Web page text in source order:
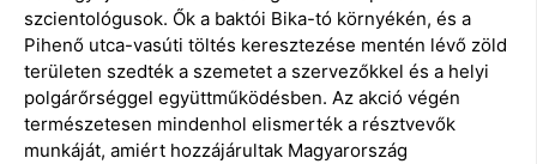
szcientológusok. Ők a baktói Bika-tó környékén, és a
Pihenő utca-vasúti töltés keresztezése mentén lévő zöld
területen szedték a szemetet a szervezőkkel és a helyi
polgárőrséggel együttműködésben. Az akció végén
természetesen mindenhol elismerték a résztvevők
munkáját, amiért hozzájárultak Magyarország